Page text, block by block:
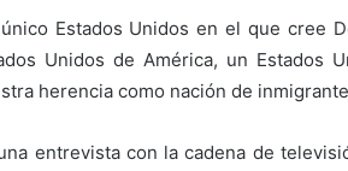
Estados Unidos en el que cree
Unidos de América, un Estados
herencia como nación de
entrevista con la cadena de